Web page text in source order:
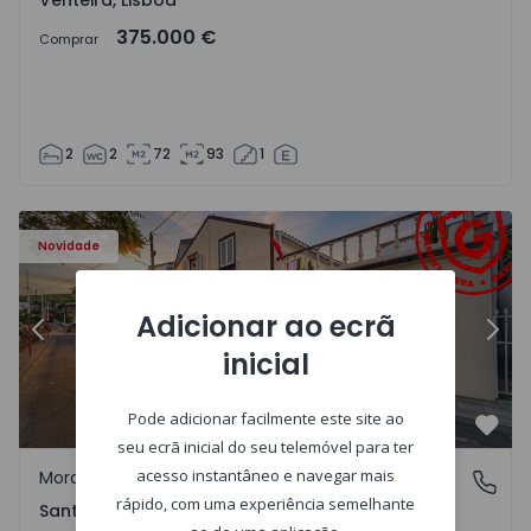
Comprar 375.000 €
2 2 72 93 1
Novidade
13Moradia T2 Ponta Delgada, Santa Bárbara - 1575125 - 1
Anterior
Santa Bárbara, Ilha de São Miguel
Moradia
Santa Bárbara, Ilha de São Miguel
Adicionar ao ecrã
inicial
Pode adicionar facilmente este site ao
seu ecrã inicial do seu telemóvel para ter
acesso instantâneo e navegar mais
rápido, com uma experiência semelhante